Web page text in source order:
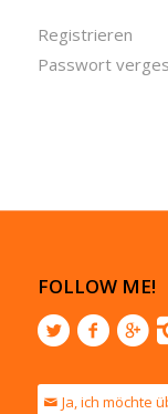
Registrieren
Passwort
FOLLOW ME!
Ja, ich möchte